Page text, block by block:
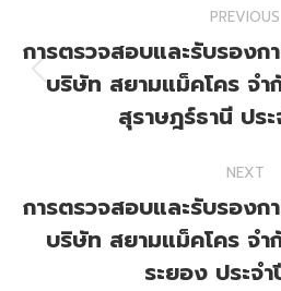
PREVIOUS
การตรวจสอบและรับรองก
บริษัท สยามแม็คโคร จำ
สุราษฎร์ธานี ปร
NEXT
การตรวจสอบและรับรองก
บริษัท สยามแม็คโคร จำ
ระยอง ประจ